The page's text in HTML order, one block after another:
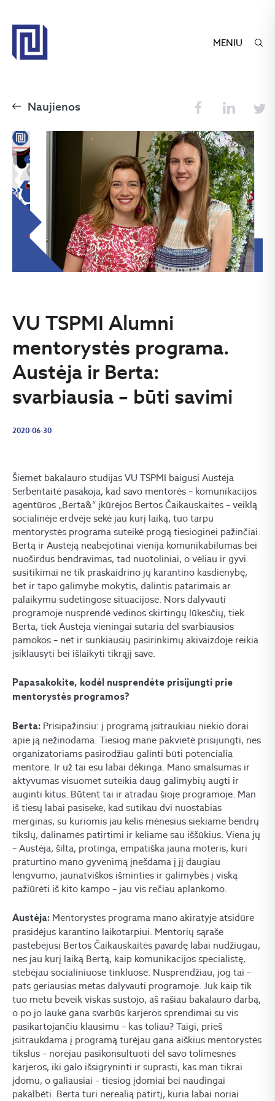
MENIU
Naujienos
VU TSPMI Alumni
mentorystės programa.
Austėja ir Berta:
svarbiausia – būti savimi
2020-06-30
Šiemet bakalauro studijas VU TSPMI baigusi Austėja
Serbentaitė pasakoja, kad savo mentorės – komunikacijos
agentūros „Berta&” įkūrėjos Bertos Čaikauskaitės – veiklą
socialinėje erdvėje sekė jau kurį laiką, tuo tarpu
mentorystės programa suteikė progą tiesioginei pažinčiai.
Bertą ir Austėją neabejotinai vienija komunikabilumas bei
nuoširdus bendravimas, tad nuotoliniai, o vėliau ir gyvi
susitikimai ne tik praskaidrino jų karantino kasdienybę,
bet ir tapo galimybe mokytis, dalintis patarimais ar
palaikymu sudėtingose situacijose. Nors dalyvauti
programoje nusprendė vedinos skirtingų lūkesčių, tiek
Berta, tiek Austėja vieningai sutaria dėl svarbiausios
pamokos – net ir sunkiausių pasirinkimų akivaizdoje reikia
įsiklausyti bei išlaikyti tikrąjį save.
Papasakokite, kodėl nusprendėte prisijungti prie
mentorystės programos?
Berta: Prisipažinsiu: į programą įsitraukiau niekio dorai
apie ją nežinodama. Tiesiog mane pakvietė prisijungti, nes
organizatoriams pasirodžiau galinti būti potencialia
mentore. Ir už tai esu labai dėkinga. Mano smalsumas ir
aktyvumas visuomet suteikia daug galimybių augti ir
auginti kitus. Būtent tai ir atradau šioje programoje. Man
iš tiesų labai pasisekė, kad sutikau dvi nuostabias
merginas, su kuriomis jau kelis mėnesius siekiame bendrų
tikslų, dalinamės patirtimi ir keliame sau iššūkius. Viena jų
– Austėja, šilta, protinga, empatiška jauna moteris, kuri
praturtino mano gyvenimą įnešdama į jį daugiau
lengvumo, jaunatviškos išminties ir galimybės į viską
pažiūrėti iš kito kampo – jau vis rečiau aplankomo.
Austėja: Mentorystės programa mano akiratyje atsidūrė
prasidėjus karantino laikotarpiui. Mentorių sąraše
pastebėjusi Bertos Čaikauskaitės pavardę labai nudžiugau,
nes jau kurį laiką Bertą, kaip komunikacijos specialistę,
stebėjau socialiniuose tinkluose. Nusprendžiau, jog tai –
pats geriausias metas dalyvauti programoje. Juk kaip tik
tuo metu beveik viskas sustojo, aš rašiau bakalauro darbą,
o po jo laukė gana svarbūs karjeros sprendimai su vis
pasikartojančiu klausimu – kas toliau? Taigi, prieš
įsitraukdama į programą turėjau gana aiškius mentorystės
tikslus – norėjau pasikonsultuoti dėl savo tolimesnės
karjeros, iki galo išsigryninti ir suprasti, kas man tikrai
įdomu, o galiausiai – tiesiog įdomiai bei naudingai
pakalbėti. Berta turi nerealią patirtį, kuria labai noriai